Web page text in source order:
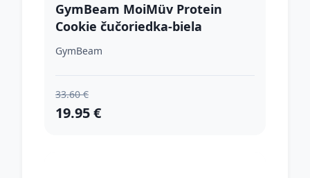
GymBeam MoiMüv Protein
Cookie čučoriedka-biela
čokoláda
GymBeam
33.60 €
19.95 €